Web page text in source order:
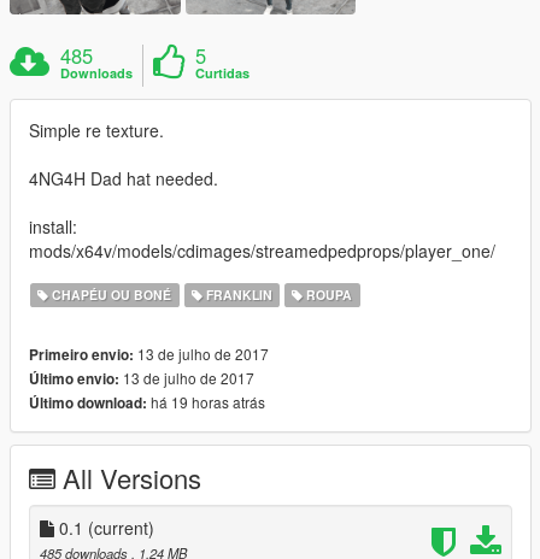
485
Downloads
5
Curtidas
Simple re texture.
4NG4H Dad hat needed.
install:
mods/x64v/models/cdimages/streamedpedprops/player_one/
CHAPÉU OU BONÉ FRANKLIN ROUPA
Primeiro envio: 13 de julho de 2017
Último envio: 13 de julho de 2017
Último download: há 19 horas atrás
All Versions
0.1 (current)
485 downloads
, 1,24 MB